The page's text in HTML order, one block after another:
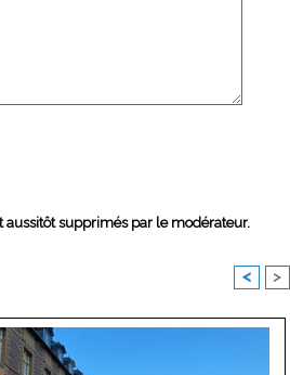
supprimés par le modérateur.
< >